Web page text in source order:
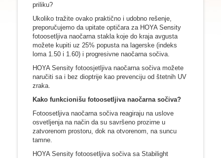
priliku?
Ukoliko tražite ovako praktično i udobno rešenje,
preporučujemo da upitate optičara za HOYA Sensity
fotoosetljiva naočarna stakla koje do kraja avgusta
možete kupiti uz 25% popusta na lagerske (indeks
loma 1.50 i 1.60) i progresivne naočarna sočiva.
HOYA Sensity fotoosjetljiva naočarna sočiva možete
naručiti sa i bez dioptrije kao prevenciju od štetnih UV
zraka.
Kako funkcionišu fotoosetljiva naočarna sočiva?
Fotoosetljiva naočarna sočiva reagiraju na uslove
osvetljenja na način da su savršeno prozirne u
zatvorenom prostoru, dok na otvorenom, na suncu
tamne.
HOYA Sensity fotoosetljiva sočiva sa Stabilight